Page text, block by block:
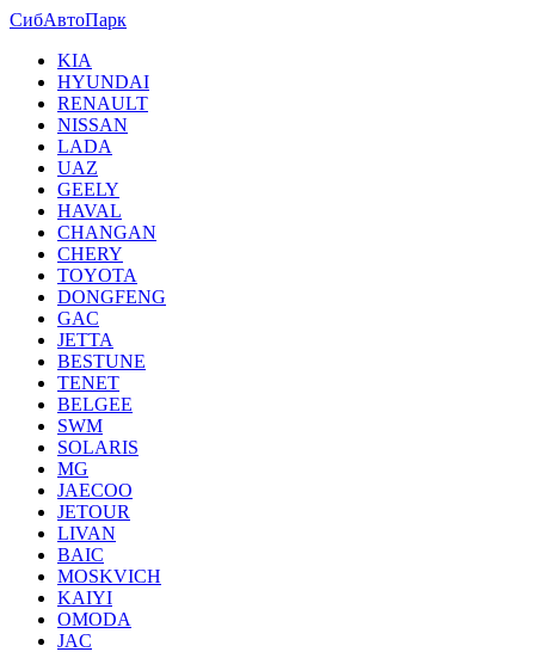
СибАвтоПарк
KIA
HYUNDAI
RENAULT
NISSAN
LADA
UAZ
GEELY
HAVAL
CHANGAN
CHERY
TOYOTA
DONGFENG
GAC
JETTA
BESTUNE
TENET
BELGEE
SWM
SOLARIS
MG
JAECOO
JETOUR
LIVAN
BAIC
MOSKVICH
KAIYI
OMODA
JAC